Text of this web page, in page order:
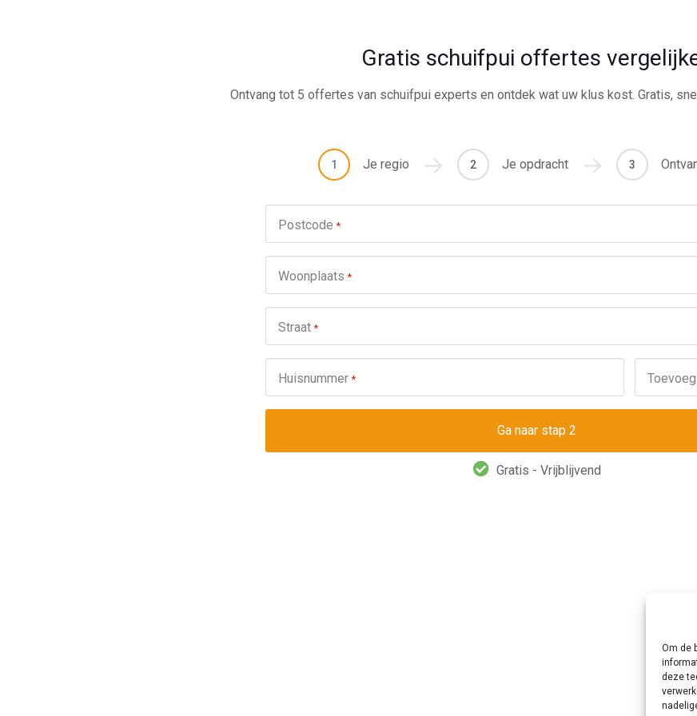
Om de
deze
Gratis schuifpui offertes
Ontvang tot 5 offertes van schuifpui experts en ontdek wat uw klus kost. Gratis,
1 Je regio 2 Je opdracht 3
Postcode *
Woonplaats *
Straat *
Huisnummer *
Gratis - Vrijblijvend